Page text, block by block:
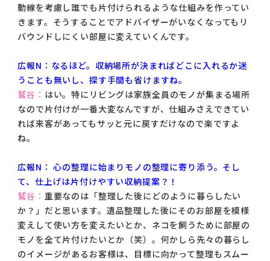
動線を考慮し誰でも片付けられるような仕組みを作ってい
きます。そうすることでアドバイザーがいなくなってもリ
バウンドしにくい部屋に変えていくんです。
広報N：なるほど。収納場所が決まればどこに入れるか迷
うことも無いし、探す手間も省けますね。
鷲谷： はい。特にリビングは家族全員のモノが集まる場所
なので片付けが一番大変なんですが、仕組みさえできてい
れば来客があってもサッと元に戻すだけなので楽ですよ
ね。
広報N： 心の整理に始まりモノの整理に寄り添う。そし
て、仕上げは片付けやすい収納提案？！
鷲谷： 重要なのは「整理した後にどのように暮らしたい
か？」だと思います。遺品整理した後にそのお部屋を模様
変えして使い方を変えたいとか、ネコを飼うために部屋の
モノを全て片付けたいとか（笑）。何かしら先々の暮らし
のイメージがあるお客様は、目標に向かって整理もスムー